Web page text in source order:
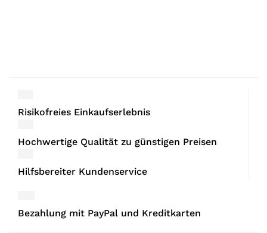
Risikofreies Einkaufserlebnis
Hochwertige Qualität zu günstigen Preisen
Hilfsbereiter Kundenservice
Bezahlung mit PayPal und Kreditkarten